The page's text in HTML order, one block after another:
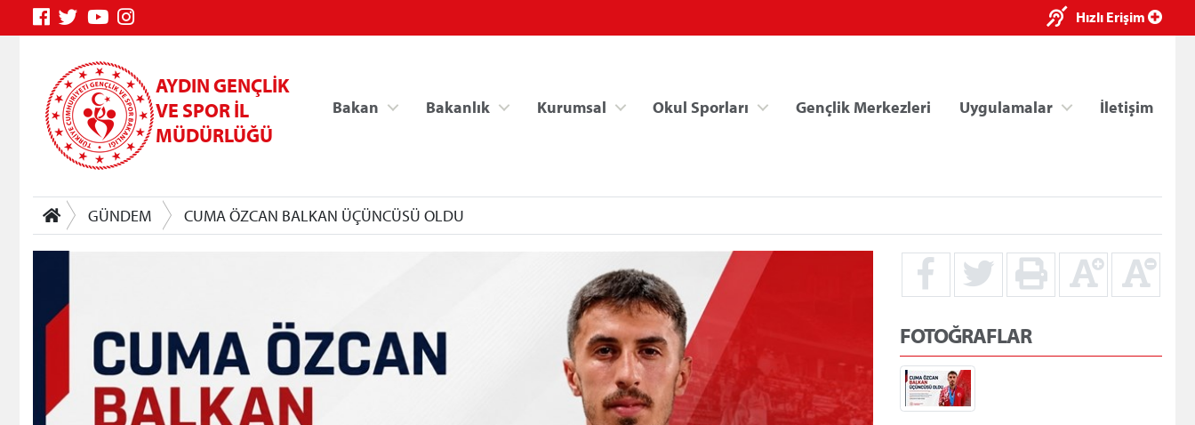
Hızlı Erişim
AYDIN GENÇLİK
VE SPOR İL
MÜDÜRLÜĞÜ
Bakan Bakanlık Kurumsal Okul Sporları Gençlik Merkezleri Uygulamalar İletişim
GÜNDEM CUMA ÖZCAN BALKAN ÜÇÜNCÜSÜ OLDU
FOTOĞRAFLAR
×
Kredi/Yurt İşlemleri